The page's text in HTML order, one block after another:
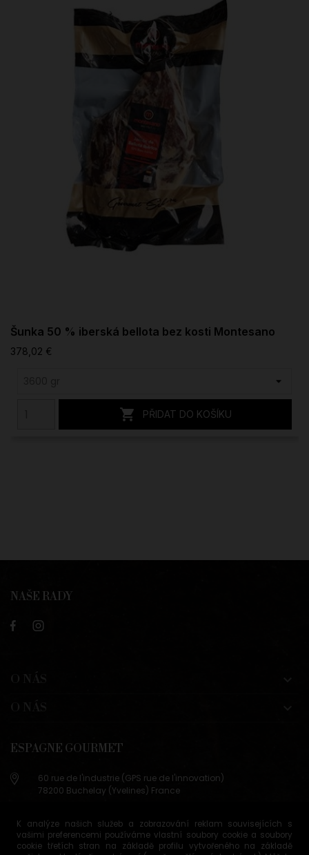
K analýze našich služeb a zobrazování reklam souvisejících s
vašimi preferencemi používáme vlastní soubory cookie a soubory
cookie třetích stran na základě profilu vytvořeného na základě
Šunka 50 % iberská bellota bez kosti Montesano
378,02 €
 PŘIDAT DO KOŠÍKU
NAŠE RADY
ESPAGNE GOURMET
60 rue de l'industrie (GPS rue de l'innovation)
78200 Buchelay (Yvelines) France
info@espagne-gourmet.com
78200 Buchelay (Yvelines) France